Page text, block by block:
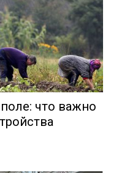
что важно